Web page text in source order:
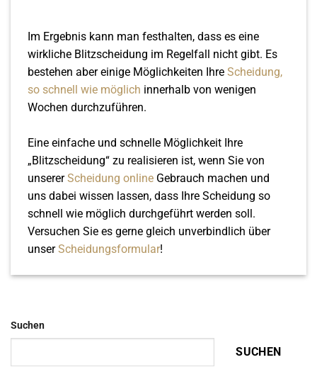
Im Ergebnis kann man festhalten, dass es eine
wirkliche Blitzscheidung im Regelfall nicht gibt. Es
bestehen aber einige Möglichkeiten Ihre Scheidung,
so schnell wie möglich innerhalb von wenigen
Wochen durchzuführen.
Eine einfache und schnelle Möglichkeit Ihre
„Blitzscheidung“ zu realisieren ist, wenn Sie von
unsererScheidung online Gebrauch machen und
uns dabei wissen lassen, dass Ihre Scheidung so
schnell wie möglich durchgeführt werden soll.
Versuchen Sie es gerne gleich unverbindlich über
unserScheidungsformular!
Suchen
SUCHEN